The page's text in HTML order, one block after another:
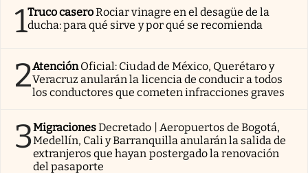
1Truco caseroRociar vinagre en el desagüe de la
ducha: para qué sirve y por qué se recomienda
2AtenciónOficial: Ciudad de México, Querétaro y
Veracruz anularán la licencia de conducir a todos
los conductores que cometen infracciones graves
3MigracionesDecretado | Aeropuertos de Bogotá,
Medellín, Cali y Barranquilla anularán la salida de
extranjeros que hayan postergado la renovación
del pasaporte